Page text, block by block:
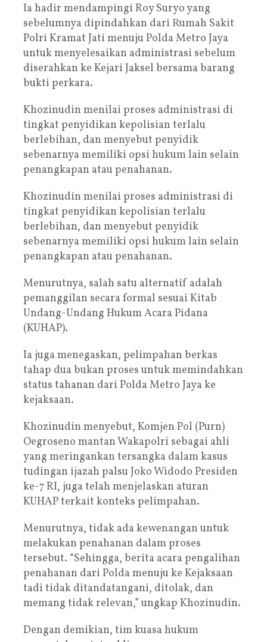
Ia hadir mendampingi Roy Suryo yang
sebelumnya dipindahkan dari Rumah Sakit
Polri Kramat Jati menuju Polda Metro Jaya
untuk menyelesaikan administrasi sebelum
diserahkan ke Kejari Jaksel bersama barang
bukti perkara.
Khozinudin menilai proses administrasi di
tingkat penyidikan kepolisian terlalu
berlebihan, dan menyebut penyidik
sebenarnya memiliki opsi hukum lain selain
penangkapan atau penahanan.
Khozinudin menilai proses administrasi di
tingkat penyidikan kepolisian terlalu
berlebihan, dan menyebut penyidik
sebenarnya memiliki opsi hukum lain selain
penangkapan atau penahanan.
Menurutnya, salah satu alternatif adalah
pemanggilan secara formal sesuai Kitab
Undang-Undang Hukum Acara Pidana
(KUHAP).
Ia juga menegaskan, pelimpahan berkas
tahap dua bukan proses untuk memindahkan
status tahanan dari Polda Metro Jaya ke
kejaksaan.
Khozinudin menyebut, Komjen Pol (Purn)
Oegroseno mantan Wakapolri sebagai ahli
yang meringankan tersangka dalam kasus
tudingan ijazah palsu Joko Widodo Presiden
ke-7 RI, juga telah menjelaskan aturan
KUHAP terkait konteks pelimpahan.
Menurutnya, tidak ada kewenangan untuk
melakukan penahanan dalam proses
tersebut. “Sehingga, berita acara pengalihan
penahanan dari Polda menuju ke Kejaksaan
tadi tidak ditandatangani, ditolak, dan
memang tidak relevan,” ungkap Khozinudin.
Dengan demikian, tim kuasa hukum